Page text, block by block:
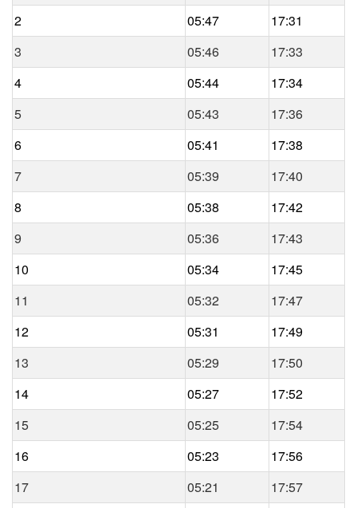
2
05:47
17:31
3
05:46
17:33
4
05:44
17:34
5
05:43
17:36
6
05:41
17:38
7
05:39
17:40
8
05:38
17:42
9
05:36
17:43
10
05:34
17:45
11
05:32
17:47
12
05:31
17:49
13
05:29
17:50
14
05:27
17:52
15
05:25
17:54
16
05:23
17:56
17
05:21
17:57